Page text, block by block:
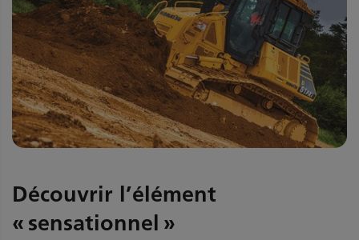
Découvrir l’élément
« sensationnel »